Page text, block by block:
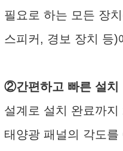
필요로 하는 모든 장
스피커, 경보 장치 등)
②간편하고 빠른 설치
설계로 설치 완료까
태양광 패널의 각도를